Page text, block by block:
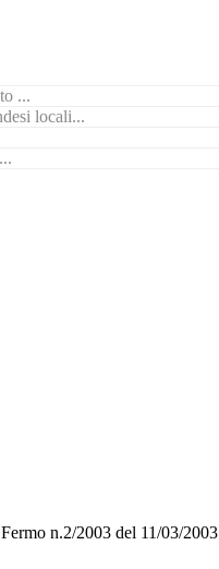
...
locali...
n.2/2003 del 11/03/2003